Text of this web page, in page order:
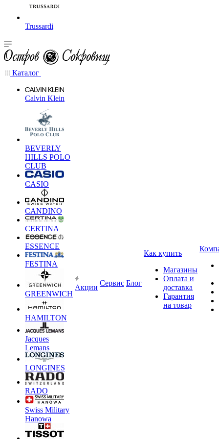
Trussardi
Каталог
Calvin Klein
BEVERLY
HILLS POLO
CLUB
CASIO
CANDINO
CERTINA
ESSENCE
FESTINA
GREENWICH
HAMILTON
Jacques
Lemans
LONGINES
RADO
Swiss Military
Hanowa
Акции
Сервис Блог
Как купить
Магазины
Оплата и
доставка
Гарантия
на товар